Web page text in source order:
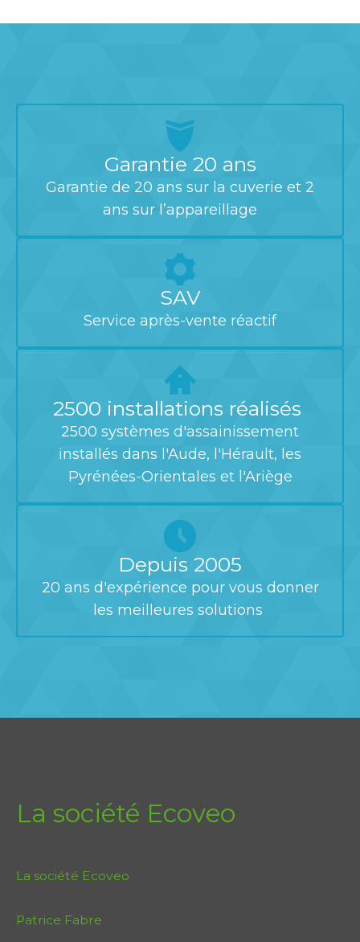
Garantie 20 ans
Garantie de 20 ans sur la cuverie et 2
ans sur l’appareillage
SAV
Service après-vente réactif
2500 installations réalisés
2500 systèmes d'assainissement
installés dans l'Aude, l'Hérault, les
Pyrénées-Orientales et l'Ariège
Depuis 2005
20 ans d'expérience pour vous donner
les meilleures solutions
La société Ecoveo
La société Ecoveo
Patrice Fabre